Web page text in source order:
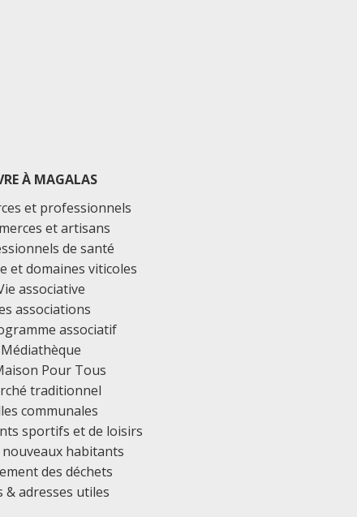
À MAGALAS
et professionnels
et artisans
de santé
et domaines viticoles
associative
associations
associatif
Médiathèque
Pour Tous
traditionnel
communales
sportifs et de loisirs
nouveaux habitants
des déchets
& adresses utiles